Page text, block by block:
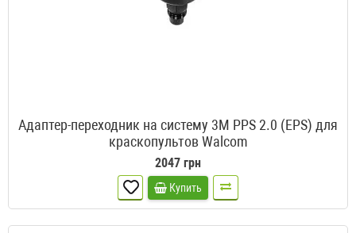
Адаптер-переходник на систему 3M PPS 2.0 (EPS) для
краскопультов Walcom
2047 грн
Купить